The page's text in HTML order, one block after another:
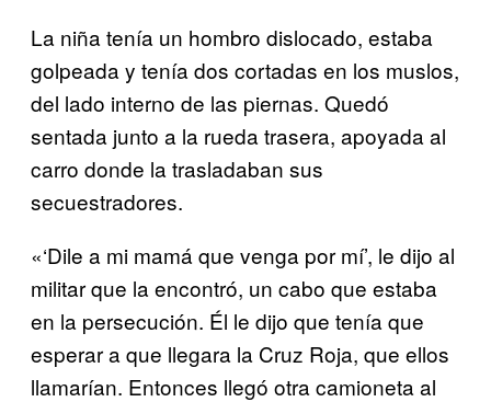
La niña tenía un hombro dislocado, estaba
golpeada y tenía dos cortadas en los muslos,
del lado interno de las piernas. Quedó
sentada junto a la rueda trasera, apoyada al
carro donde la trasladaban sus
secuestradores.
«‘Dile a mi mamá que venga por mí’, le dijo al
militar que la encontró, un cabo que estaba
en la persecución. Él le dijo que tenía que
esperar a que llegara la Cruz Roja, que ellos
llamarían. Entonces llegó otra camioneta al